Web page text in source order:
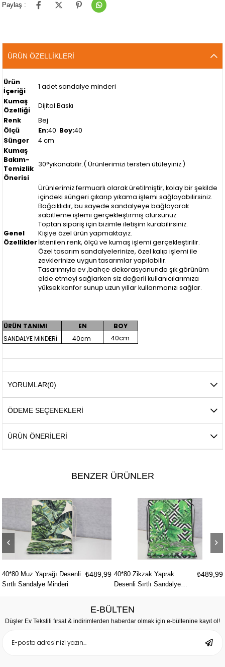
Paylaş :
ÜRÜN ÖZELLIKLERI
Ürün
İçeriği
1 adet sandalye minderi
Kumaş
Özelliği
Dijital Baskı
Renk
Bej
Ölçü
En:40 Boy:40
Sünger
4 cm
Kumaş
Bakım-
Temizlik
Önerisi
30°yıkanabilir.( Ürünlerimizi tersten ütüleyiniz.)
Genel
Özellikler
Ürünlerimiz fermuarlı olarak üretilmiştir, kolay bir şekilde
içindeki süngeri çıkarıp yıkama işlemi sağlayabilirsiniz.
Bağcıklıdır, bu sayede sandalyeye bağlayarak
sabitleme işlemi gerçekleştirmiş olursunuz.
Toptan sipariş için bizimle iletişim kurabilirsiniz.
Kişiye özel ürün yapmaktayız.
İstenilen renk, ölçü ve kumaş işlemi gerçekleştirilir.
Özel tasarım sandalyelerinize, özel kalıp işlemi ile
zevklerinize uygun tasarımlar yapılabilir.
Tasarımıyla ev ,bahçe dekorasyonunda şık görünüm
elde etmeyi sağlarken siz değerli kullanıcılarımıza
yüksek konfor sunup uzun yıllar kullanmanızı sağlar.
ÜRÜN TANIMI EN
BOY
SANDALYE MİNDERİ
40cm 40cm
YORUMLAR(0)
ÖDEME SEÇENEKLERI
ÜRÜN ÖNERILERI
BENZER ÜRÜNLER
Desenli
Minderi
₺489,99 40*80 Zikzak Yaprak
Desenli Sırtlı Sandalye
₺489,99
40*80
E-BÜLTEN
Düşler Ev Tekstili fırsat & indirimlerden haberdar olmak için e-bültenine kayıt ol!